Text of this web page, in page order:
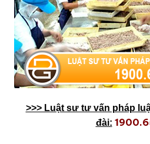
>>> Luật sư tư vấn pháp
đài: